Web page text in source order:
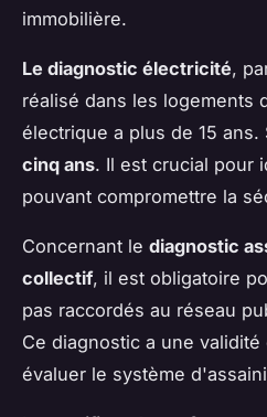
immobilière.
Le diagnostic électricité,
réalisé dans les logements
électrique a plus de 15 ans.
cinq ans. Il est crucial pour
pouvant compromettre la
Concernant le diagnostic
collectif, il est obligatoire
pas raccordés au réseau
Ce diagnostic a une
évaluer le système